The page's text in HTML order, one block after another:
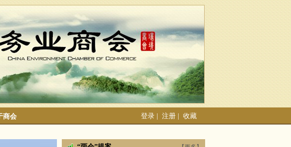
商会 登录 注册
收藏